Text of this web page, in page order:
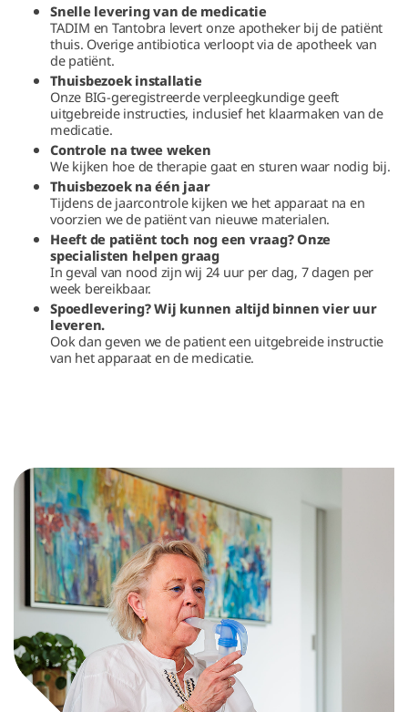
Snelle levering van de medicatie
TADIM en Tantobra levert onze apotheker bij de patiënt
thuis. Overige antibiotica verloopt via de apotheek van
de patiënt.
Thuisbezoek installatie
Onze BIG-geregistreerde verpleegkundige geeft
uitgebreide instructies, inclusief het klaarmaken van de
medicatie.
Controle na twee weken
We kijken hoe de therapie gaat en sturen waar nodig bij.
Thuisbezoek na één jaar
Tijdens de jaarcontrole kijken we het apparaat na en
voorzien we de patiënt van nieuwe materialen.
Heeft de patiënt toch nog een vraag? Onze
specialisten helpen graag
In geval van nood zijn wij 24 uur per dag, 7 dagen per
week bereikbaar.
Spoedlevering? Wij kunnen altijd binnen vier uur
leveren.
Ook dan geven we de patient een uitgebreide instructie
van het apparaat en de medicatie.